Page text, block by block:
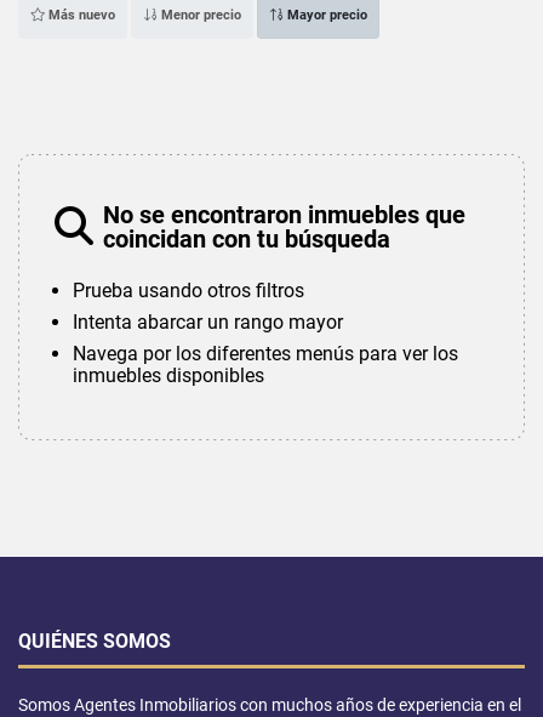
Más nuevo Menor precio Mayor precio
No se encontraron inmuebles que
coincidan con tu búsqueda
Prueba usando otros filtros
Intenta abarcar un rango mayor
Navega por los diferentes menús para ver los
inmuebles disponibles
QUIÉNES SOMOS
Somos Agentes Inmobiliarios con muchos años de experiencia en el